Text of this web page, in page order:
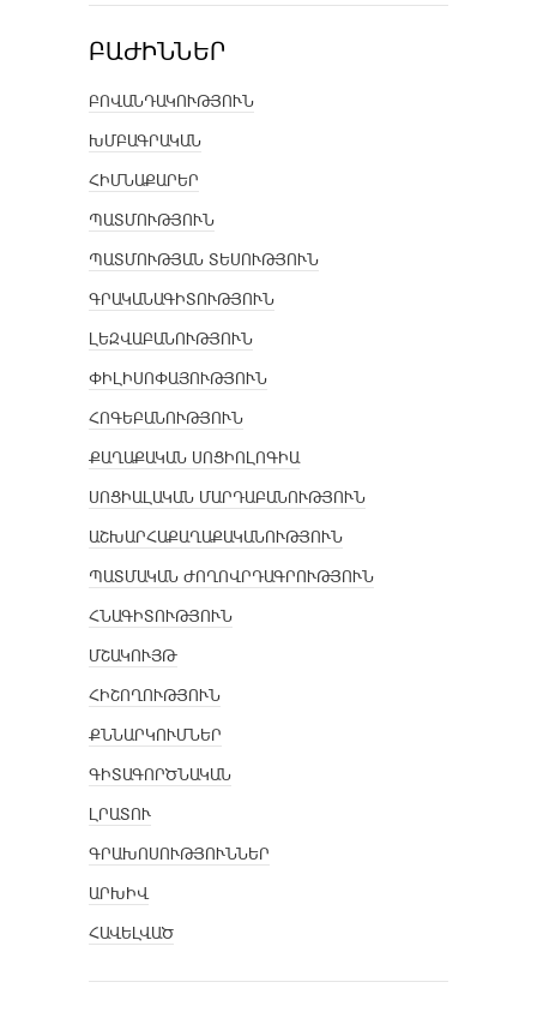
ԲԱԺԻՆՆԵՐ
ԲՈՎԱՆԴԱԿՈՒԹՅՈՒՆ
ԽՄԲԱԳՐԱԿԱՆ
ՀԻՄՆԱՔԱՐԵՐ
ՊԱՏՄՈՒԹՅՈՒՆ
ՊԱՏՄՈՒԹՅԱՆ ՏԵՍՈՒԹՅՈՒՆ
ԳՐԱԿԱՆԱԳԻՏՈՒԹՅՈՒՆ
ԼԵԶՎԱԲԱՆՈՒԹՅՈՒՆ
ՓԻԼԻՍՈՓԱՅՈՒԹՅՈՒՆ
ՀՈԳԵԲԱՆՈՒԹՅՈՒՆ
ՔԱՂԱՔԱԿԱՆ ՍՈՑԻՈԼՈԳԻԱ
ՍՈՑԻԱԼԱԿԱՆ ՄԱՐԴԱԲԱՆՈՒԹՅՈՒՆ
ԱՇԽԱՐՀԱՔԱՂԱՔԱԿԱՆՈՒԹՅՈՒՆ
ՊԱՏՄԱԿԱՆ ԺՈՂՈՎՐԴԱԳՐՈՒԹՅՈՒՆ
ՀՆԱԳԻՏՈՒԹՅՈՒՆ
ՄՇԱԿՈՒՅԹ
ՀԻՇՈՂՈՒԹՅՈՒՆ
ՔՆՆԱՐԿՈՒՄՆԵՐ
ԳԻՏԱԳՈՐԾՆԱԿԱՆ
ԼՐԱՏՈՒ
ԳՐԱԽՈՍՈՒԹՅՈՒՆՆԵՐ
ԱՐԽԻՎ
ՀԱՎԵԼՎԱԾ